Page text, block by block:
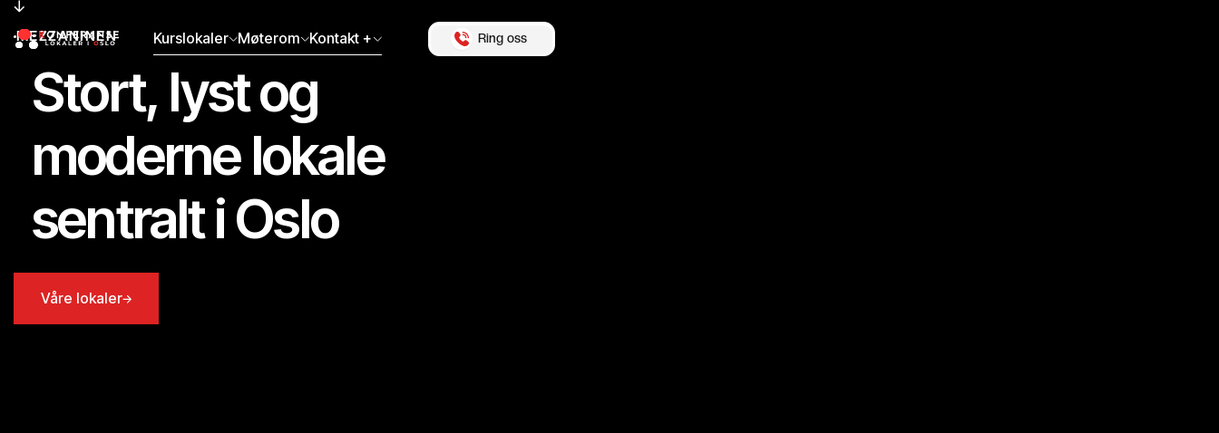
Kurslokaler Møterom Kontakt + Ring oss
MEZZANINEN
Stort, lyst og
moderne lokale
sentralt i Oslo
Våre lokaler